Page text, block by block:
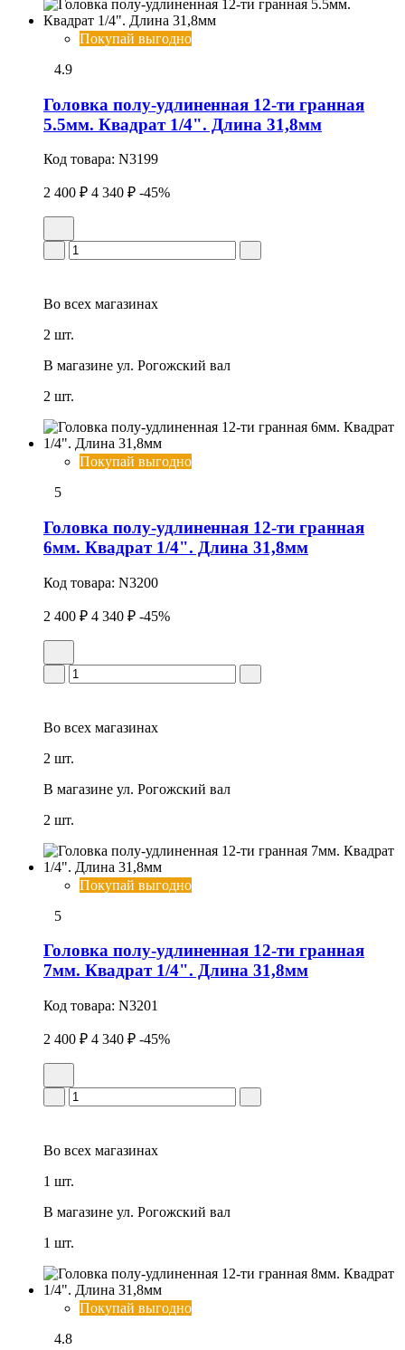
Покупай выгодно
4.9
Головка полу-удлиненная 12-ти гранная
5.5мм. Квадрат 1/4". Длина 31,8мм
Код товара: N3199
2 400 ₽ 4 340 ₽ -45%
Во всех магазинах
2 шт.
В магазине ул. Рогожский вал
2 шт.
Покупай выгодно
5
Головка полу-удлиненная 12-ти гранная
6мм. Квадрат 1/4". Длина 31,8мм
Код товара: N3200
2 400 ₽ 4 340 ₽ -45%
Во всех магазинах
2 шт.
В магазине ул. Рогожский вал
2 шт.
Покупай выгодно
5
Головка полу-удлиненная 12-ти гранная
7мм. Квадрат 1/4". Длина 31,8мм
Код товара: N3201
2 400 ₽ 4 340 ₽ -45%
Во всех магазинах
1 шт.
В магазине ул. Рогожский вал
1 шт.
Покупай выгодно
4.8